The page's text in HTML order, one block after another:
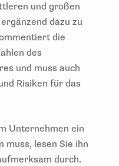
und großen
dazu zu
die
des
und muss auch
Risiken für das
Unternehmen ein
lesen Sie ihn
durch.